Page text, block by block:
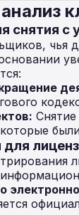
снятия
чья